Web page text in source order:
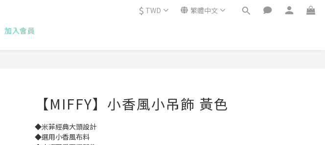
$ TWD 繁體中文
加入會員
【MIFFY】小香風小吊飾 黃色
◆米菲經典大頭設計
◆選用小香風布料